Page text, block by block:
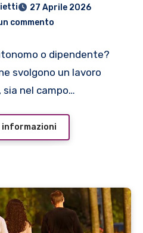
27 Aprile 2026
commento
o dipendente?
svolgono un lavoro
nel campo…
informazioni